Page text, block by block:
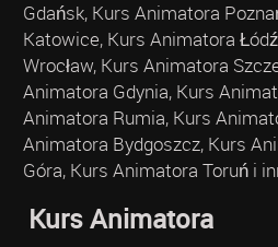
Gdańsk, Kurs Animatora
Katowice, Kurs Animatora
Wrocław, Kurs Animatora
Animatora Gdynia, Kurs
Animatora Rumia, Kurs
Animatora Bydgoszcz, Kurs
Góra, Kurs Animatora Toruń i
Kurs Animatora